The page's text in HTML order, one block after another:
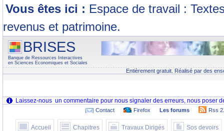
Vous êtes ici : Espace de travail :
revenus et patrimoine.
BRISES
Banque de Ressources Interactives
en Sciences Economiques et Sociales
Entièrement gratuit. Réalisé par des
Contact Firefox Les forums Rss
Accueil Chapitres Travaux Dirigés Sos devoirs